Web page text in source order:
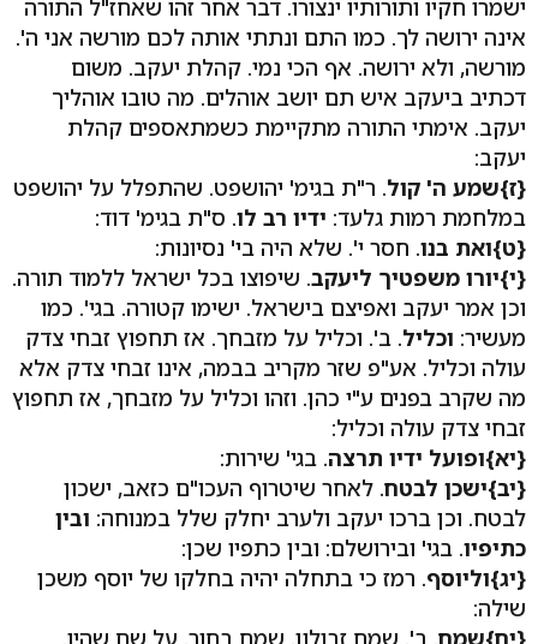
ישמרו חקיו ותורותיו ינצורו. דבר אחר זהו שאחז"ל התורה
אינה ירושה לך. כמו התם ונתתי אותה לכם מורשה אני ה'.
מורשה, ולא ירושה. אף הכי נמי. קהלת יעקב. משום
דכתיב ביעקב איש תם יושב אוהלים. מה טובו אוהליך
יעקב. אימתי התורה מתקיימת כשמתאספים קהלת
יעקב:
{ז}שמע ה' קול. ר"ת בגימ' יהושפט. שהתפלל על יהושפט
במלחמת רמות גלעד: ידיו רב לו. ס"ת בגימ' דוד:
{ט}ואת בנו. חסר י'. שלא היה בי' נסיונות:
{י}יורו משפטיך ליעקב. שיפוצו בכל ישראל ללמוד תורה.
וכן אמר יעקב ואפיצם בישראל. ישימו קטורה. בגי'. כמו
מעשיר: וכליל. ב'. וכליל על מזבחך. אז תחפוץ זבחי צדק
עולה וכליל. אע"פ שזר מקריב בבמה, אינו זבחי צדק אלא
מה שקרב בפנים ע"י כהן. וזהו וכליל על מזבחך, אז תחפוץ
זבחי צדק עולה וכליל:
{יא}ופועל ידיו תרצה. בגי' שירות:
{יב}ישכן לבטח. לאחר שיטרוף העכו"ם כזאב, ישכון
לבטח. וכן ברכו יעקב ולערב יחלק שלל במנוחה: ובין
כתיפיו. בגי' ובירושלם: ובין כתפיו שכן:
{יג}וליוסף. רמז כי בתחלה יהיה בחלקו של יוסף משכן
שילה: